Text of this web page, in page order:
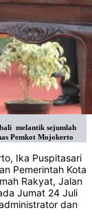
melantik sejumlah
Pemkot Mojokerto
Ika Puspitasari
Pemerintah Kota
Rakyat, Jalan
Jumat 24 Juli
dan